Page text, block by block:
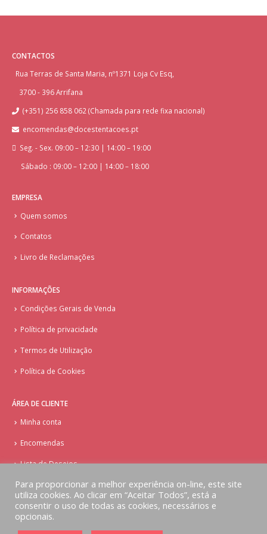
CONTACTOS
Rua Terras de Santa Maria, nº1371 Loja Cv Esq,
3700 - 396 Arrifana
(+351) 256 858 062 (Chamada para rede fixa nacional)
encomendas@docestentacoes.pt
Seg. - Sex. 09:00 – 12:30 | 14:00 – 19:00
Sábado : 09:00 – 12:00 | 14:00 – 18:00
EMPRESA
Quem somos
Contatos
Livro de Reclamações
INFORMAÇÕES
Condições Gerais de Venda
Política de privacidade
Termos de Utilização
Política de Cookies
ÁREA DE CLIENTE
Minha conta
Encomendas
Lista de Desejos
© Copyright - Doces Tentações - Cake Design
Para proporcionar a melhor experiência on-line, este site
utiliza cookies. Ao clicar em “Aceitar Todos”, está a
consentir o uso de todas as cookies, necessários e
opcionais.